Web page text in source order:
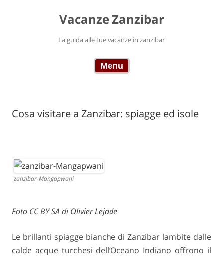
Vacanze Zanzibar
La guida alle tue vacanze in zanzibar
Menu
Cosa visitare a Zanzibar: spiagge ed isole
zanzibar-Mangapwani
Foto CC BY SA di Olivier Lejade
Le brillanti spiagge bianche di Zanzibar lambite dalle
calde acque turchesi dell’Oceano Indiano offrono il